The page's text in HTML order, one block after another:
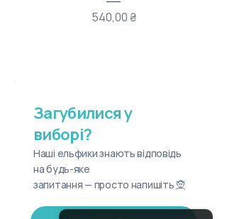
Ціна
540,00 ₴
Загубилися у
виборі?
Наші ельфики знають відповідь
на будь-яке
запитання — просто напишіть 🧝